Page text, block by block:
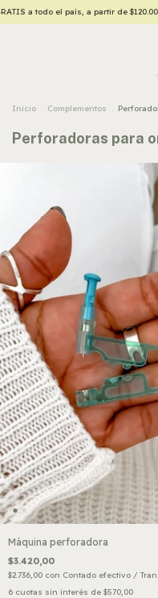
a todo el país, a partir de
Inicio . Complementos .
Perforadoras para
Máquina perforadora
$3.420,00
$2.736,00 con Contado efectivo /
6 cuotas sin interés de $570,00